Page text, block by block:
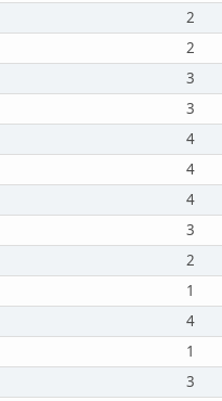
2
2
3
3
4
4
4
3
2
1
4
1
3